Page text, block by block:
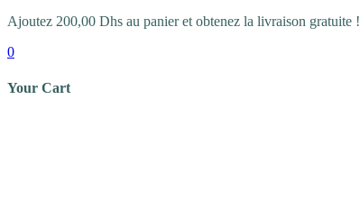
Ajoutez 200,00 Dhs au panier et obtenez la livraison gratuite !
0
Your Cart